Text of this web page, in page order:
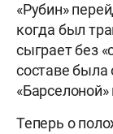
«Рубин»
когда был
сыграет без
составе была
Теперь о